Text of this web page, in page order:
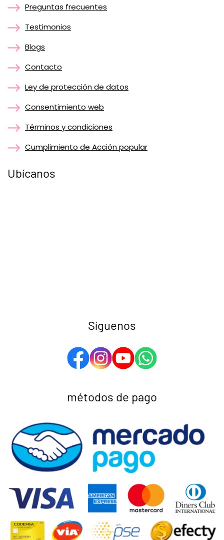
Preguntas frecuentes
Testimonios
Blogs
Contacto
Ley de protección de datos
Consentimiento web
Términos y condiciones
Cumplimiento de Acción popular
Ubícanos
Síguenos
métodos de pago